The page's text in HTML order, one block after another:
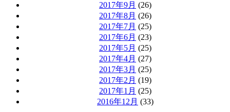
2017年9月 (26)
2017年8月 (26)
2017年7月 (25)
2017年6月 (23)
2017年5月 (25)
2017年4月 (27)
2017年3月 (25)
2017年2月 (19)
2017年1月 (25)
2016年12月 (33)